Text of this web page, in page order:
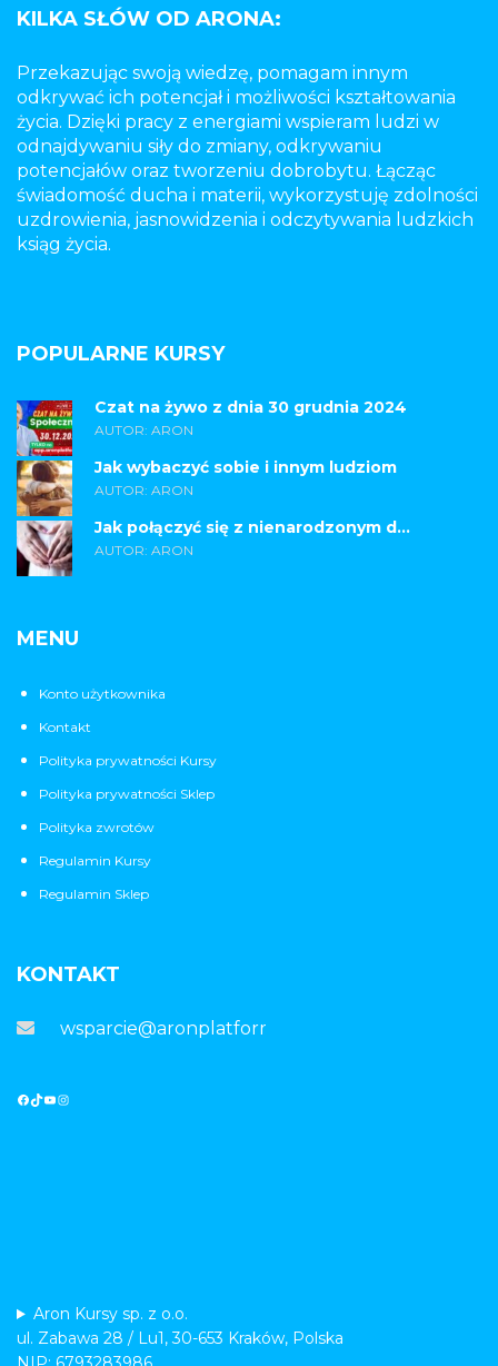
KILKA SŁÓW OD ARONA:
Przekazując swoją wiedzę, pomagam innym
odkrywać ich potencjał i możliwości kształtowania
życia. Dzięki pracy z energiami wspieram ludzi w
odnajdywaniu siły do zmiany, odkrywaniu
potencjałów oraz tworzeniu dobrobytu. Łącząc
świadomość ducha i materii, wykorzystuję zdolności
uzdrowienia, jasnowidzenia i odczytywania ludzkich
ksiąg życia.
POPULARNE KURSY
Czat na żywo z dnia 30 grudnia 2024
AUTOR: ARON
Jak wybaczyć sobie i innym ludziom
AUTOR: ARON
Jak połączyć się z nienarodzonym d...
AUTOR: ARON
MENU
Konto użytkownika
Kontakt
Polityka prywatności Kursy
Polityka prywatności Sklep
Polityka zwrotów
Regulamin Kursy
Regulamin Sklep
KONTAKT
wsparcie@aronplatforma.pl
Aron Kursy sp. z o.o.
ul. Zabawa 28 / Lu1, 30-653 Kraków, Polska